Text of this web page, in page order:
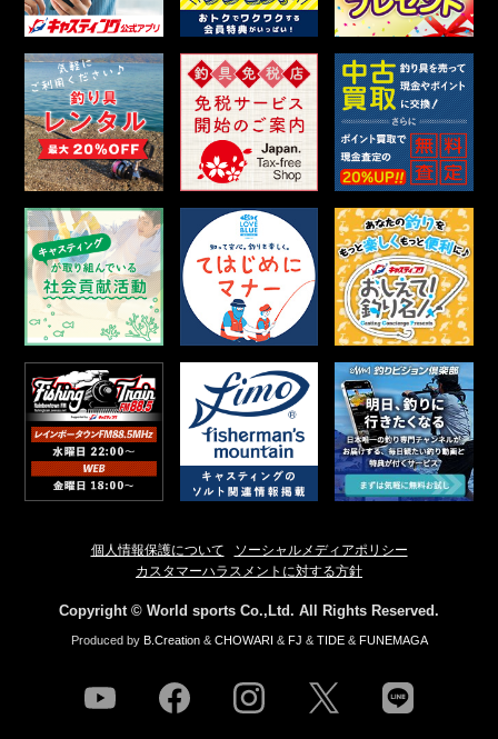
個人情報保護について
ソーシャルメディアポリシー
カスタマーハラスメントに対する方針
Copyright © World sports Co.,Ltd. All Rights Reserved.
Produced by B.Creation& CHOWARI & FJ & TIDE& FUNEMAGA
youtube facebook instagram line